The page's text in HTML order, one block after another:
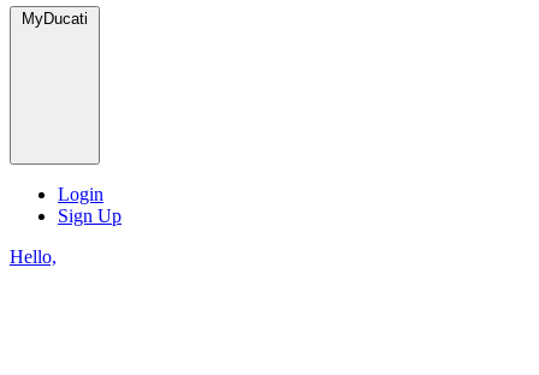
MyDucati
Login
Sign Up
Hello,